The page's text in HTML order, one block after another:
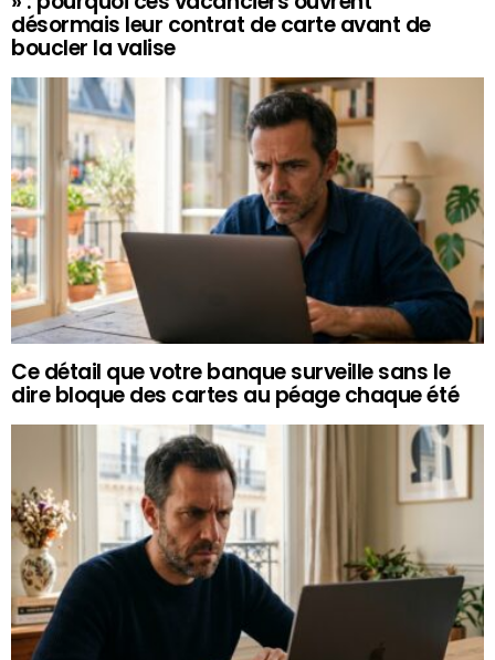
désormais leur contrat de carte avant de
boucler la valise
Ce détail que votre banque surveille sans le
dire bloque des cartes au péage chaque été